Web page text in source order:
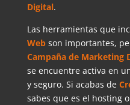
Digital.
Las herramientas que
Webson importantes,
Campaña de Marketing
se encuentre activa en
y seguro. Si acabas de
sabes que es el hosting